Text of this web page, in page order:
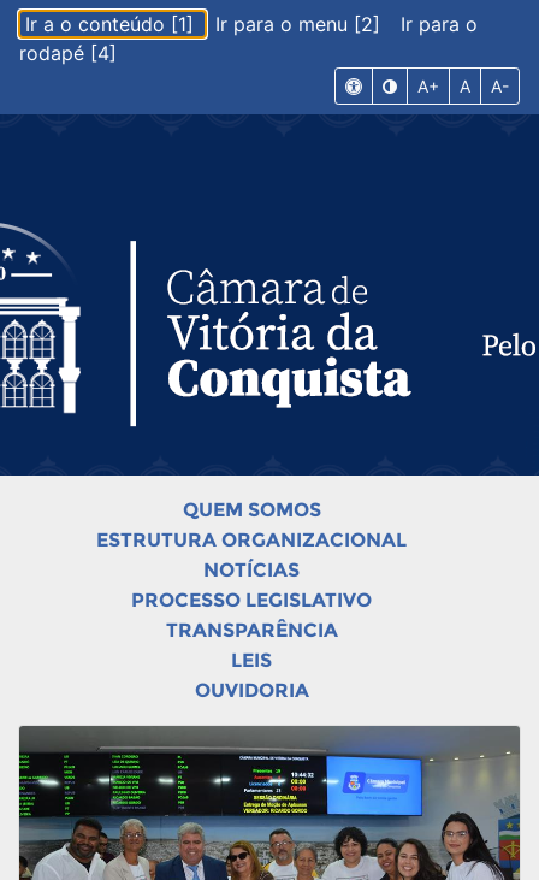
Ir a o conteúdo [1] Ir para o menu [2]
Ir para o
rodapé [4]
A+ A A-
QUEM SOMOS
ESTRUTURA ORGANIZACIONAL
NOTÍCIAS
PROCESSO LEGISLATIVO
TRANSPARÊNCIA
LEIS
OUVIDORIA